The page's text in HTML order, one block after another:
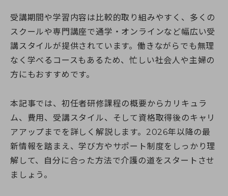
認知症介護実践者研修
認知症介護実践リーダー研修
レクリエーション介護士2級講座
同行援護従業者養成研修(一般課程)
全身性障害者ガイドヘルパー養成研修
実務者研修教員講習会
医療的ケア教員講習会
重度訪問介護従業者養成研修
福祉用具専門相談員
介護事業所向け研修
ワンコインイングリッシュ
介護職のねんりんセミナー
ケアマネジャー（介護支援専門員）
職業訓練・行政委託事業
東京都
東京校【開校準備中】
埼玉県
埼玉校【開校準備中】
千葉県
千葉校【開校準備中】
山梨校（甲府商工会議所内)
静岡県
活動報告
初めての方へトップ
湘南国際アカデミーとは?
スタッフ紹介
神奈川県のおすすめ資格
介護職を目指すあなたへ
選ばれる理由
修了生の声
受講生・修了生サポート
よくある質問（受講生向け）
医療的ケア予約システム
介護福祉士向け総合サポート
日本語でゆっくり学ぶ介護技術講座
ふくしごと
就職・転職サポート
介護福祉士専用キャリア相談
ふくしごと
LINE登録
資料請求
受講期間や学習内容は比較的取り組みやすく、多くの
スクールや専門講座で通学・オンラインなど幅広い受
講スタイルが提供されています。働きながらでも無理
なく学べるコースもあるため、忙しい社会人や主婦の
方にもおすすめです。
本記事では、初任者研修課程の概要からカリキュラ
ム、費用、受講スタイル、そして資格取得後のキャリ
アアップまでを詳しく解説します。2026年以降の最
新情報を踏まえ、学び方やサポート制度をしっかり理
解して、自分に合った方法で介護の道をスタートさせ
ましょう。